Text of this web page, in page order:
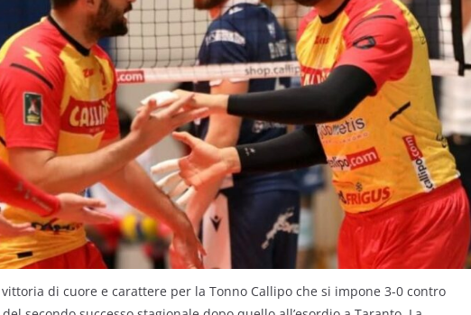
di cuore e carattere per la Tonno Callipo che si impone 3-0 contro